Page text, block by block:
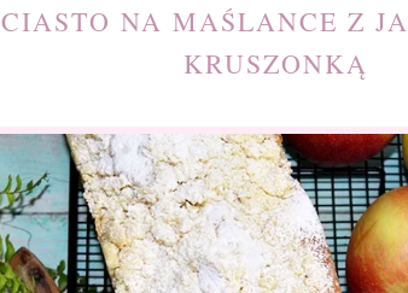
CIASTO NA MAŚLANCE Z
KRUSZONKĄ